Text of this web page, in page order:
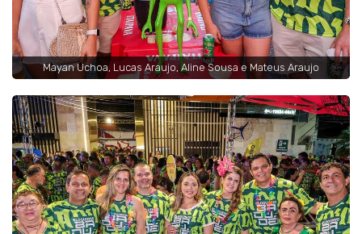
Mayan Uchoa, Lucas Araujo, Aline Sousa e Mateus Araujo